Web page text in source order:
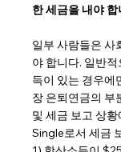
한 세금을 내야
일부 사람들은 사
야 합니다. 일반적
득이 있는 경우에
장 은퇴연금의
및 세금 보고 상
Single로서 세금